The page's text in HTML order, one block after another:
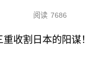
阅读 7686
收割日本的阳谋！